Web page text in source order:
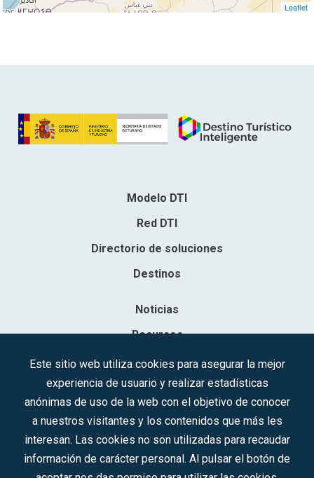
Leaflet
Modelo DTI
Red DTI
Directorio de soluciones
Destinos
Noticias
Recursos
Contacto
Sociedad Mercantil Estatal para la Gestión de la Innovación y las
Inscrita en el R.M. de Madrid, T, 12593, Se. 8, F. 129, H. 201.307.
C.I.F.: A-81/874.984
Este sitio web utiliza cookies para asegurar la mejor
experiencia de usuario y realizar estadísticas
anónimas de uso de la web con el objetivo de conocer
a nuestros visitantes y los contenidos que más les
interesan. Las cookies no son utilizadas para recaudar
información de carácter personal. Al pulsar el botón de